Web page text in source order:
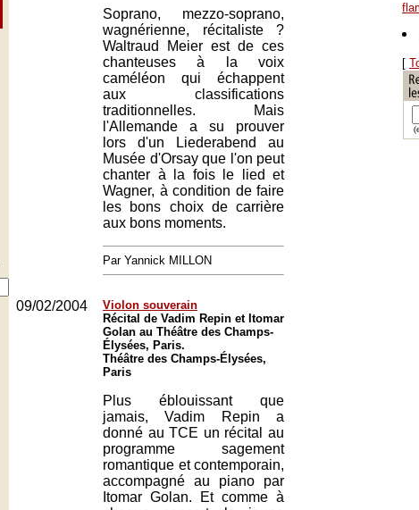
Soprano, mezzo-soprano,
wagnérienne, récitaliste ?
Waltraud Meier est de ces
chanteuses à la voix
caméléon qui échappent
aux classifications
traditionnelles. Mais
l'Allemande a su prouver
lors d'un Liederabend au
Musée d'Orsay que l'on peut
chanter à la fois le lied et
Wagner, à condition de faire
les bons choix de carrière
aux bons moments.
Par Yannick MILLON
09/02/2004
Violon souverain
Récital de Vadim Repin et Itomar
Golan au Théâtre des Champs-
Élysées, Paris.
Théâtre des Champs-Élysées,
Paris
Plus éblouissant que
jamais, Vadim Repin a
donné au TCE un récital au
programme sagement
romantique et contemporain,
accompagné au piano par
Itomar Golan. Et comme à
[